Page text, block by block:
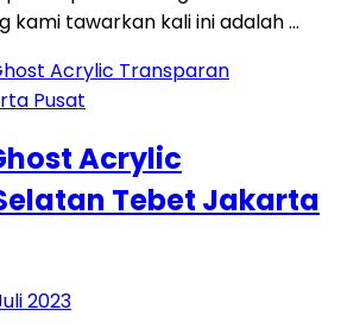
kami tawarkan kali ini adalah …
Acrylic
Tebet Jakarta
2023